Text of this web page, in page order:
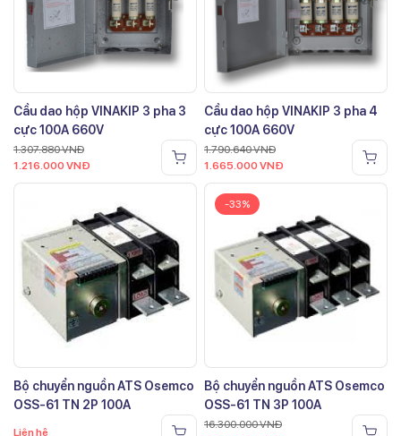
Cầu dao hộp VINAKIP 3 pha 3
cực 100A 660V
1.307.880VNĐ
1.216.000 VNĐ
Cầu dao hộp VINAKIP 3 pha 4
cực 100A 660V
1.790.640VNĐ
1.665.000 VNĐ
Bộ chuyển nguồn ATS Osemco
OSS-61 TN 2P 100A
Liên hệ
-33%
Bộ chuyển nguồn ATS Osemco
OSS-61 TN 3P 100A
16.300.000VNĐ